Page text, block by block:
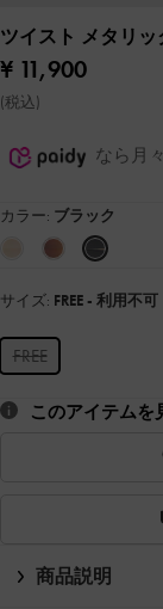
ツイスト メタリ
¥ 11,900
(税込)
なら月
カラー: ブラック
サイズ: FREE - 利用不可
FREE
このアイテムを
商品説明